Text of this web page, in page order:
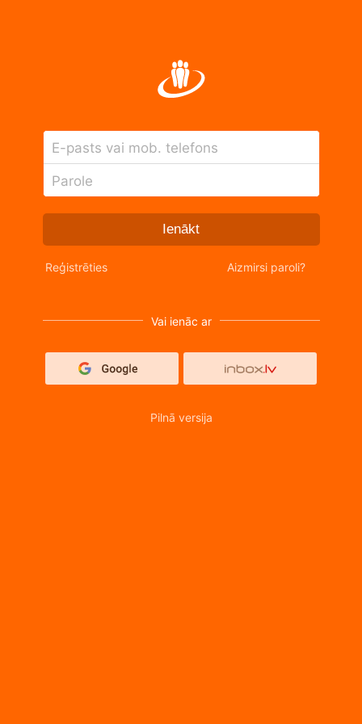
E-pasts vai mob. telefons
Parole
Ienākt
Reģistrēties Aizmirsi paroli?
Vai ienāc ar
Pilnā versija